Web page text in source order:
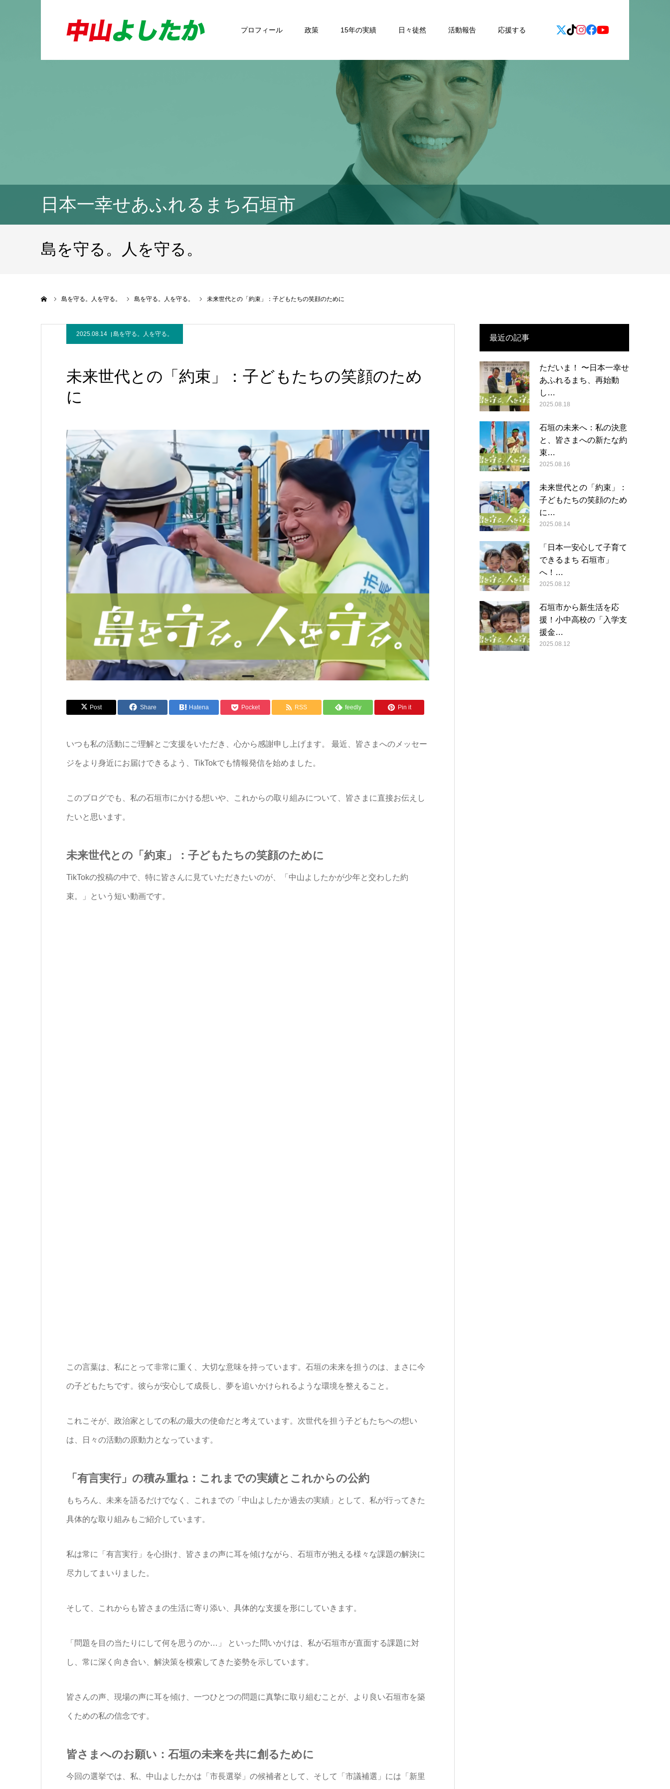
プロフィール 政策 15年の実績 日々徒然 活動報告 応援する
日本一幸せあふれるまち石垣市
島を守る。人を守る。
島を守る。人を守る。 島を守る。人を守る。 未来世代との「約束」：子どもたちの笑顔のために
2025.08.14 島を守る。人を守る。
未来世代との「約束」：子どもたちの笑顔のため
に
Post Share Hatena Pocket RSS feedly Pin it
いつも私の活動にご理解とご支援をいただき、心から感謝申し上げます。 最近、皆さまへのメッセー
ジをより身近にお届けできるよう、TikTokでも情報発信を始めました。
このブログでも、私の石垣市にかける想いや、これからの取り組みについて、皆さまに直接お伝えし
たいと思います。
未来世代との「約束」：子どもたちの笑顔のために
TikTokの投稿の中で、特に皆さんに見ていただきたいのが、「中山よしたかが少年と交わした約
束。」という短い動画です。
この言葉は、私にとって非常に重く、大切な意味を持っています。石垣の未来を担うのは、まさに今
の子どもたちです。彼らが安心して成長し、夢を追いかけられるような環境を整えること。
これこそが、政治家としての私の最大の使命だと考えています。次世代を担う子どもたちへの想い
は、日々の活動の原動力となっています。
「有言実行」の積み重ね：これまでの実績とこれからの公約
もちろん、未来を語るだけでなく、これまでの「中山よしたか過去の実績」として、私が行ってきた
具体的な取り組みもご紹介しています。
私は常に「有言実行」を心掛け、皆さまの声に耳を傾けながら、石垣市が抱える様々な課題の解決に
尽力してまいりました。
そして、これからも皆さまの生活に寄り添い、具体的な支援を形にしていきます。
「問題を目の当たりにして何を思うのか…」 といった問いかけは、私が石垣市が直面する課題に対
し、常に深く向き合い、解決策を模索してきた姿勢を示しています。
皆さんの声、現場の声に耳を傾け、一つひとつの問題に真摯に取り組むことが、より良い石垣市を築
くための私の信念です。
皆さまへのお願い：石垣の未来を共に創るために
今回の選挙では、私、中山よしたかは「市長選挙」の候補者として、そして「市議補選」には「新里
最近の記事
ただいま！ 〜日本一幸せ
あふれるまち、再始動
し…
2025.08.18
石垣の未来へ：私の決意
と、皆さまへの新たな約
束…
2025.08.16
未来世代との「約束」：
子どもたちの笑顔のため
に…
2025.08.14
「日本一安心して子育て
できるまち 石垣市」
へ！…
2025.08.12
石垣市から新生活を応
援！小中高校の「入学支
援金…
2025.08.12